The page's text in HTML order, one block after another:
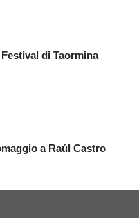
di Taormina
a Raúl Castro